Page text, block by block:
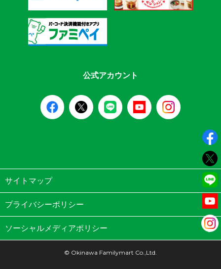
公式アカウント
サイトマップ
プライバシーポリシー
ソーシャルメディアポリシー
© Okinawa Familymart Co.,Ltd.